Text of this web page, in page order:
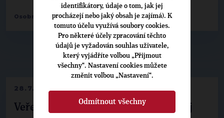
▶NEPŘEHLÉDNĚTE◀
28.7.2026
Veřejné finance, euro i školství. Matěj
Osobnosti: Aleš Cabicar
identifikátory, údaje o tom, jak jej
procházejí nebo jaký obsah je zajímá). K
tomuto účelu využívá soubory cookies.
Pro některé účely zpracování těchto
údajů je vyžadován souhlas uživatele,
který vyjádříte volbou „Přijmout
všechny“. Nastavení cookies můžete
změnit volbou „Nastavení“.
Odmítnout všechny